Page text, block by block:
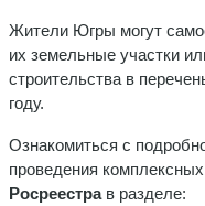
Жители Югры могут
их земельные участки
строительства в
году.
Ознакомиться с
проведения
Росреестрав разделе: